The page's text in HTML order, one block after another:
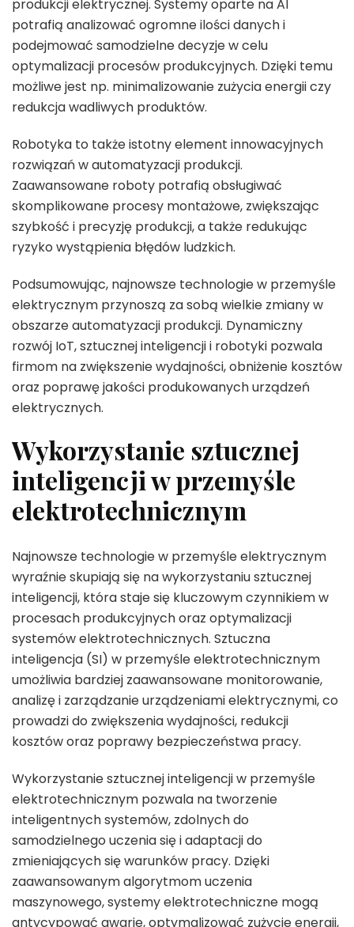
produkcji elektrycznej. Systemy oparte na AI
potrafią analizować ogromne ilości danych i
podejmować samodzielne decyzje w celu
optymalizacji procesów produkcyjnych. Dzięki temu
możliwe jest np. minimalizowanie zużycia energii czy
redukcja wadliwych produktów.
Robotyka to także istotny element innowacyjnych
rozwiązań w automatyzacji produkcji.
Zaawansowane roboty potrafią obsługiwać
skomplikowane procesy montażowe, zwiększając
szybkość i precyzję produkcji, a także redukując
ryzyko wystąpienia błędów ludzkich.
Podsumowując, najnowsze technologie w przemyśle
elektrycznym przynoszą za sobą wielkie zmiany w
obszarze automatyzacji produkcji. Dynamiczny
rozwój IoT, sztucznej inteligencji i robotyki pozwala
firmom na zwiększenie wydajności, obniżenie kosztów
oraz poprawę jakości produkowanych urządzeń
elektrycznych.
Wykorzystanie sztucznej
inteligencji w przemyśle
elektrotechnicznym
Najnowsze technologie w przemyśle elektrycznym
wyraźnie skupiają się na wykorzystaniu sztucznej
inteligencji, która staje się kluczowym czynnikiem w
procesach produkcyjnych oraz optymalizacji
systemów elektrotechnicznych. Sztuczna
inteligencja (SI) w przemyśle elektrotechnicznym
umożliwia bardziej zaawansowane monitorowanie,
analizę i zarządzanie urządzeniami elektrycznymi, co
prowadzi do zwiększenia wydajności, redukcji
kosztów oraz poprawy bezpieczeństwa pracy.
Wykorzystanie sztucznej inteligencji w przemyśle
elektrotechnicznym pozwala na tworzenie
inteligentnych systemów, zdolnych do
samodzielnego uczenia się i adaptacji do
zmieniających się warunków pracy. Dzięki
zaawansowanym algorytmom uczenia
maszynowego, systemy elektrotechniczne mogą
antycypować awarie, optymalizować zużycie energii,